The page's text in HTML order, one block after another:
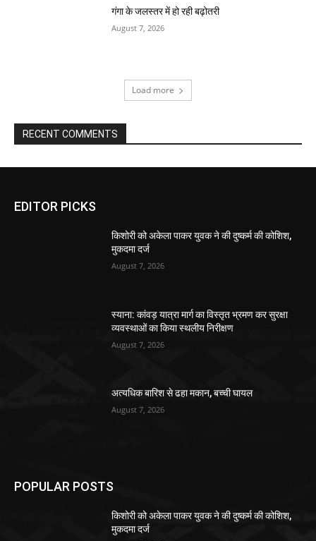
गंगा के जलस्तर में हो रही बढ़ोतरी
August 7, 2026
Load more
RECENT COMMENTS
EDITOR PICKS
किशोरी को अकेला पाकर युवक ने की दुष्कर्म की कोशिश,
मुकदमा दर्ज
August 7, 2026
स्याना: कांवड़ यात्रा मार्ग का विस्तृत भ्रमण कर सुरक्षा
व्यवस्थाओं का किया स्थलीय निरीक्षण
August 7, 2026
अत्यधिक बारिश से ढहा मकान, बच्ची घायल
August 7, 2026
POPULAR POSTS
किशोरी को अकेला पाकर युवक ने की दुष्कर्म की कोशिश,
मुकदमा दर्ज